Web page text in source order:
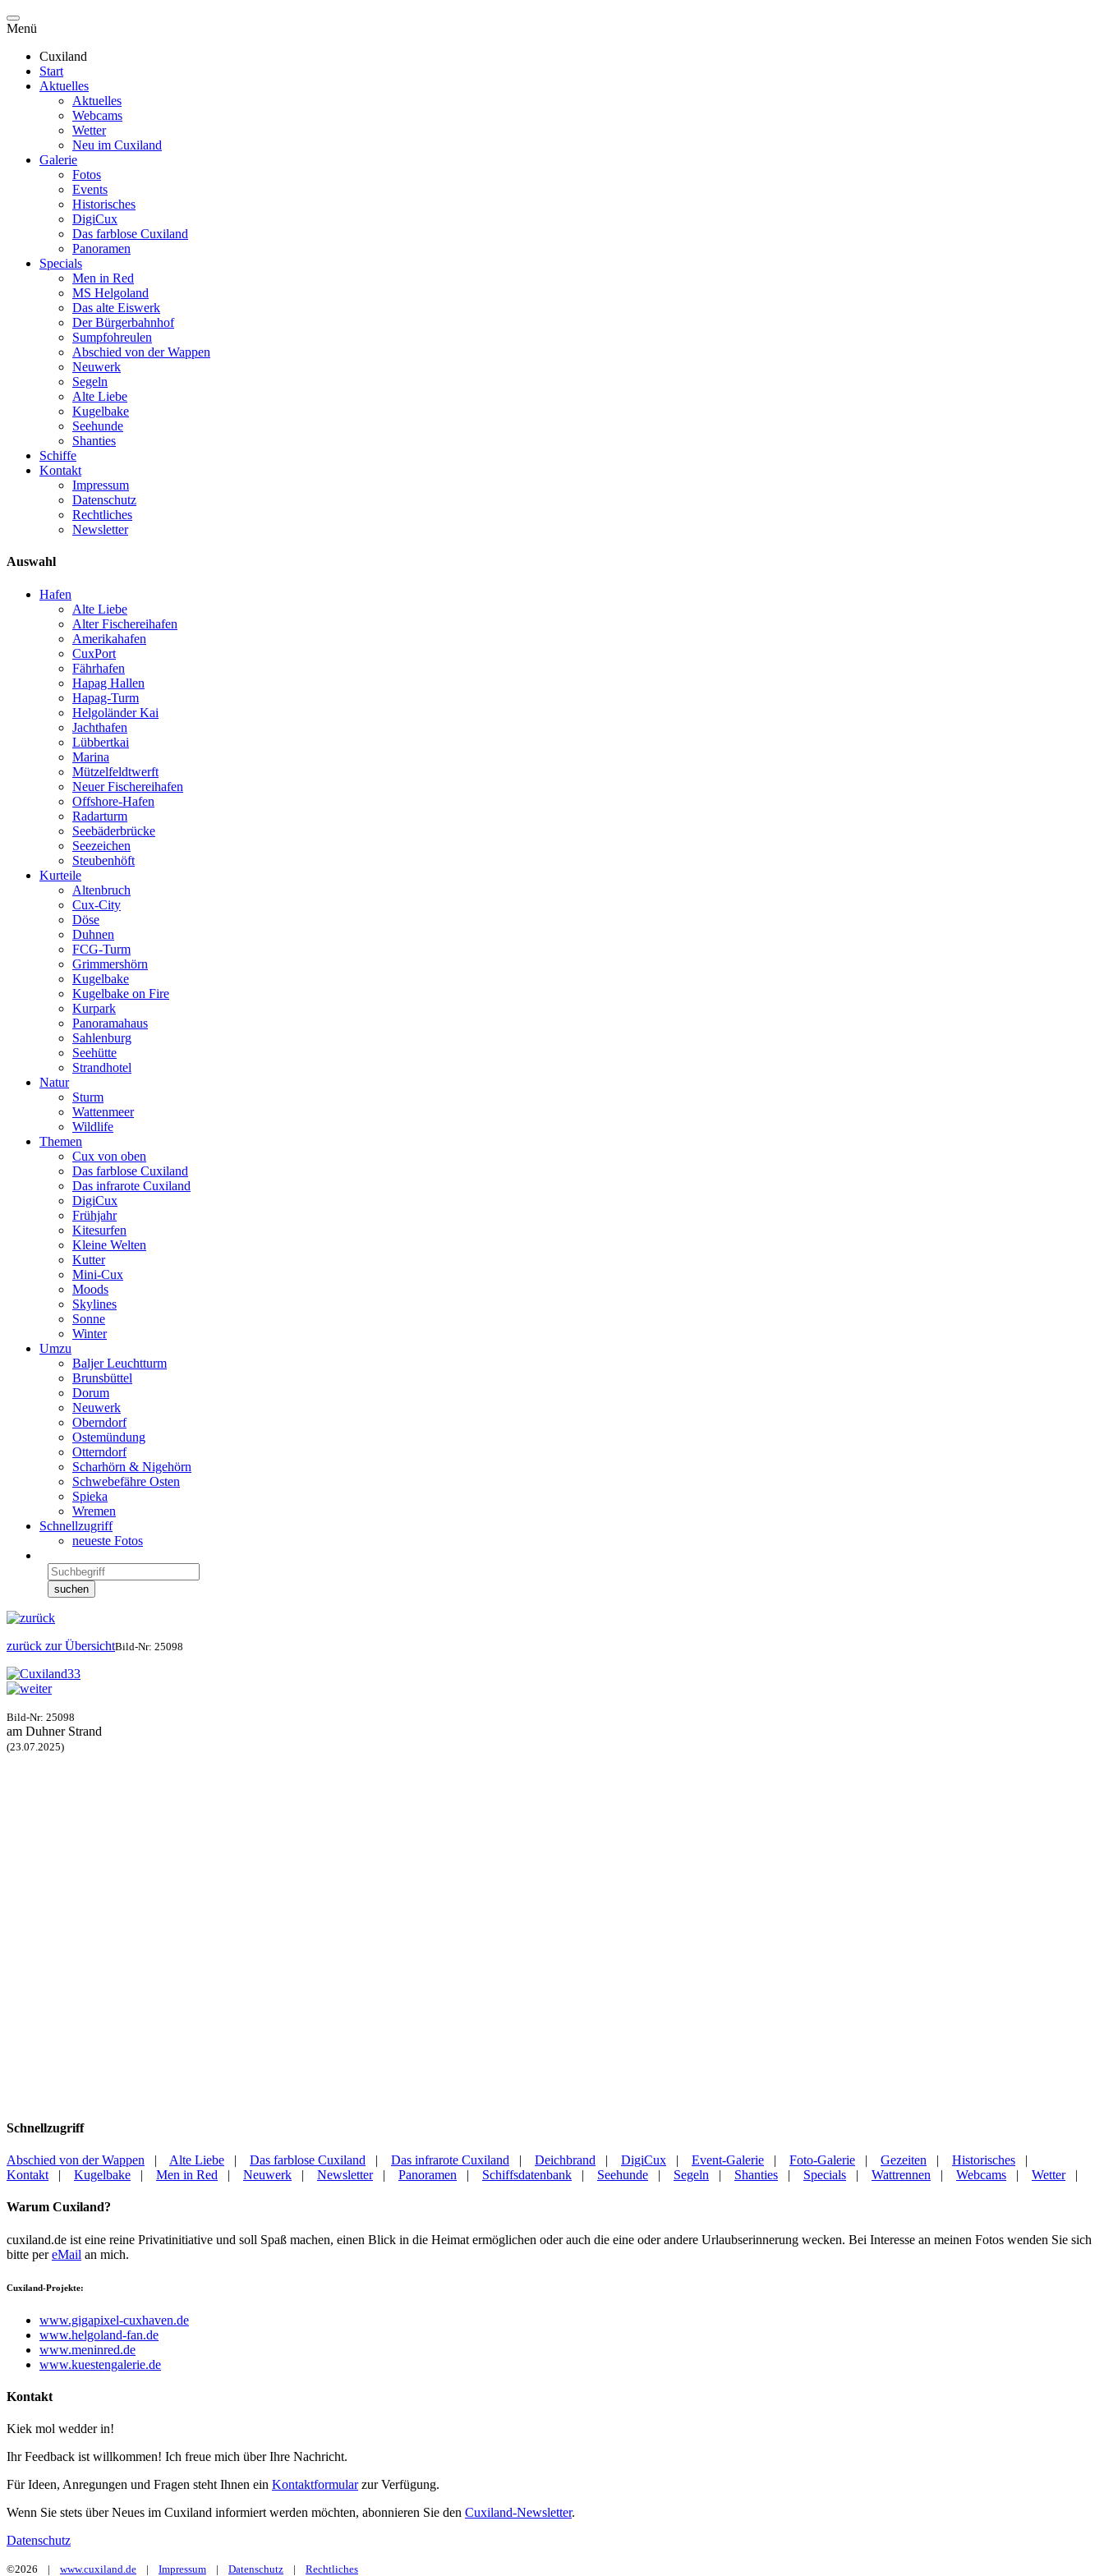
Menü
Cuxiland
Start
Aktuelles
Aktuelles
Webcams
Wetter
Neu im Cuxiland
Galerie
Fotos
Events
Historisches
DigiCux
Das farblose Cuxiland
Panoramen
Specials
Men in Red
MS Helgoland
Das alte Eiswerk
Der Bürgerbahnhof
Sumpfohreulen
Abschied von der Wappen
Neuwerk
Segeln
Alte Liebe
Kugelbake
Seehunde
Shanties
Schiffe
Kontakt
Impressum
Datenschutz
Rechtliches
Newsletter
Auswahl
Hafen
Alte Liebe
Alter Fischereihafen
Amerikahafen
CuxPort
Fährhafen
Hapag Hallen
Hapag-Turm
Helgoländer Kai
Jachthafen
Lübbertkai
Marina
Mützelfeldtwerft
Neuer Fischereihafen
Offshore-Hafen
Radarturm
Seebäderbrücke
Seezeichen
Steubenhöft
Kurteile
Altenbruch
Cux-City
Döse
Duhnen
FCG-Turm
Grimmershörn
Kugelbake
Kugelbake on Fire
Kurpark
Panoramahaus
Sahlenburg
Seehütte
Strandhotel
Natur
Sturm
Wattenmeer
Wildlife
Themen
Cux von oben
Das farblose Cuxiland
Das infrarote Cuxiland
DigiCux
Frühjahr
Kitesurfen
Kleine Welten
Kutter
Mini-Cux
Moods
Skylines
Sonne
Winter
Umzu
Baljer Leuchtturm
Brunsbüttel
Dorum
Neuwerk
Oberndorf
Ostemündung
Otterndorf
Scharhörn & Nigehörn
Schwebefähre Osten
Spieka
Wremen
Schnellzugriff
neueste Fotos
zurück zur ÜbersichtBild-Nr: 25098
Bild-Nr: 25098
am Duhner Strand
(23.07.2025)
Schnellzugriff
Abschied von der Wappen | Alte Liebe | Das farblose Cuxiland | Das infrarote Cuxiland | Deichbrand | DigiCux | Event-Galerie | Foto-Galerie | Gezeiten | Historisches |
Kontakt | Kugelbake | Men in Red | Neuwerk | Newsletter| Panoramen | Schiffsdatenbank | Seehunde | Segeln | Shanties | Specials | Wattrennen | Webcams | Wetter|
Warum Cuxiland?
cuxiland.de ist eine reine Privatinitiative und soll Spaß machen, einen Blick in die Heimat ermöglichen oder auch die eine oder andere Urlaubserinnerung wecken. Bei Interesse an meinen Fotos wenden Sie sich
bitte pereMail an mich.
Cuxiland-Projekte:
www.gigapixel-cuxhaven.de
www.helgoland-fan.de
www.meninred.de
www.kuestengalerie.de
Kontakt
Kiek mol wedder in!
Ihr Feedback ist willkommen! Ich freue mich über Ihre Nachricht.
Für Ideen, Anregungen und Fragen steht Ihnen ein Kontaktformularzur Verfügung.
Wenn Sie stets über Neues im Cuxiland informiert werden möchten, abonnieren Sie den Cuxiland-Newsletter.
Datenschutz
©2026 | www.cuxiland.de | Impressum | Datenschutz | Rechtliches